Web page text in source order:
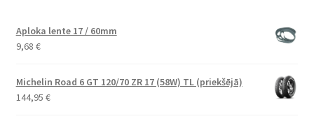
Aploka lente 17 / 60mm
9,68 €
Michelin Road 6 GT 120/70 ZR 17 (58W) TL (priekšējā)
144,95 €